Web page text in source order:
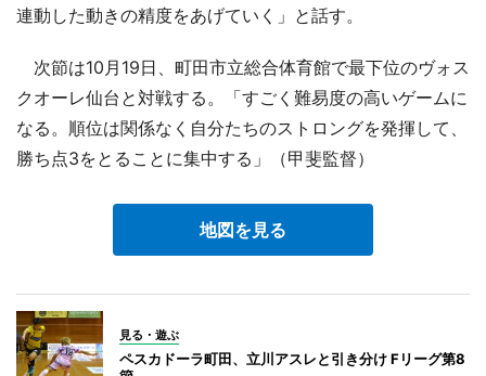
連動した動きの精度をあげていく」と話す。
次節は10月19日、町田市立総合体育館で最下位のヴォス
クオーレ仙台と対戦する。「すごく難易度の高いゲームに
なる。順位は関係なく自分たちのストロングを発揮して、
勝ち点3をとることに集中する」（甲斐監督）
地図を見る
見る・遊ぶ
ペスカドーラ町田、立川アスレと引き分け Fリーグ第8